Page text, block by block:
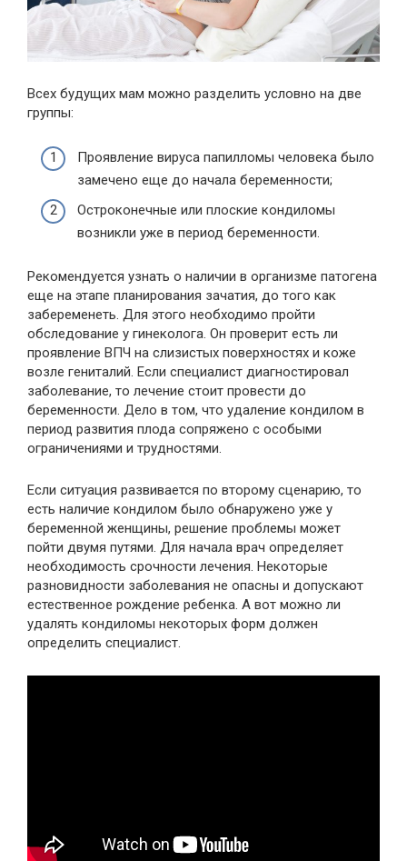
Всех будущих мам можно разделить условно на две
группы:
Проявление вируса папилломы человека было
замечено еще до начала беременности;
Остроконечные или плоские кондиломы
возникли уже в период беременности.
Рекомендуется узнать о наличии в организме патогена
еще на этапе планирования зачатия, до того как
забеременеть. Для этого необходимо пройти
обследование у гинеколога. Он проверит есть ли
проявление ВПЧ на слизистых поверхностях и коже
возле гениталий. Если специалист диагностировал
заболевание, то лечение стоит провести до
беременности. Дело в том, что удаление кондилом в
период развития плода сопряжено с особыми
ограничениями и трудностями.
Если ситуация развивается по второму сценарию, то
есть наличие кондилом было обнаружено уже у
беременной женщины, решение проблемы может
пойти двумя путями. Для начала врач определяет
необходимость срочности лечения. Некоторые
разновидности заболевания не опасны и допускают
естественное рождение ребенка. А вот можно ли
удалять кондиломы некоторых форм должен
определить специалист.